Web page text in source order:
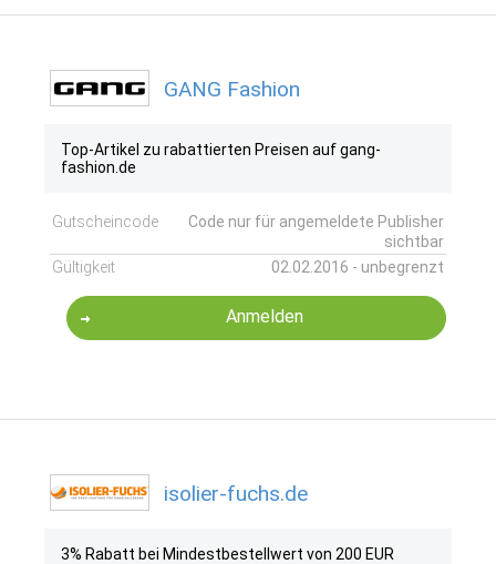
GANG Fashion
Top-Artikel zu rabattierten Preisen auf gang-
fashion.de
Gutscheincode
Code nur für angemeldete Publisher
sichtbar
Gültigkeit
02.02.2016 - unbegrenzt
Anmelden
isolier-fuchs.de
3% Rabatt bei Mindestbestellwert von 200 EUR